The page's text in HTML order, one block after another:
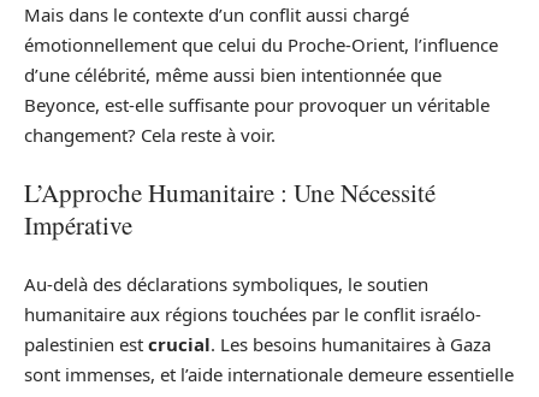
Mais dans le contexte d’un conflit aussi chargé
émotionnellement que celui du Proche-Orient, l’influence
d’une célébrité, même aussi bien intentionnée que
Beyonce, est-elle suffisante pour provoquer un véritable
changement? Cela reste à voir.
L’Approche Humanitaire : Une Nécessité
Impérative
Au-delà des déclarations symboliques, le soutien
humanitaire aux régions touchées par le conflit israélo-
palestinien est crucial. Les besoins humanitaires à Gaza
sont immenses, et l’aide internationale demeure essentielle